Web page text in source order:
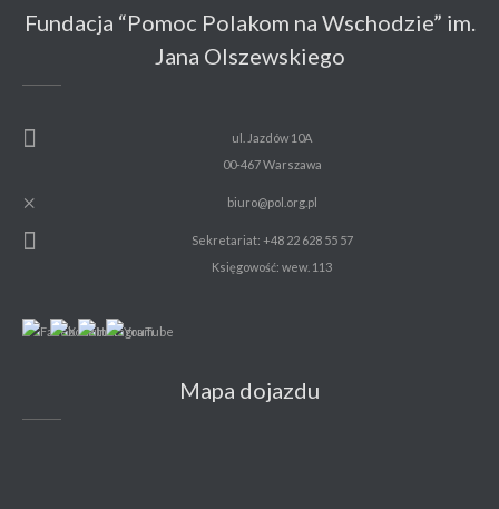
Fundacja “Pomoc Polakom na Wschodzie” im.
Jana Olszewskiego
ul. Jazdów 10A
00-467 Warszawa
biuro@pol.org.pl
Sekretariat: +48 22 628 55 57
Księgowość: wew. 113
Mapa dojazdu